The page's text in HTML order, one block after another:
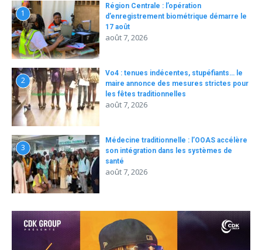
1
Région Centrale : l’opération
d’enregistrement biométrique démarre le
17 août
août 7, 2026
2
Vo4 : tenues indécentes, stupéfiants… le
maire annonce des mesures strictes pour
les fêtes traditionnelles
août 7, 2026
3
Médecine traditionnelle : l’OOAS accélère
son intégration dans les systèmes de
santé
août 7, 2026